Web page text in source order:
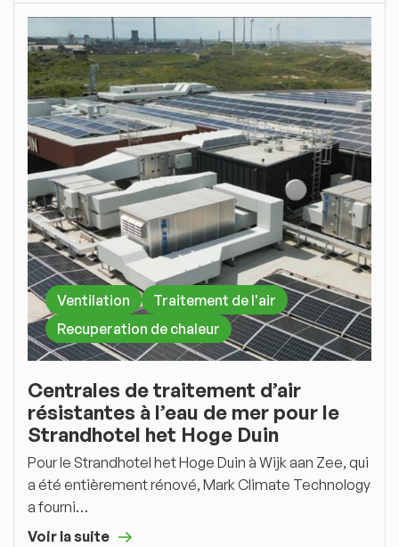
Ventilation
Traitement de l'air
Recuperation de chaleur
Centrales de traitement d’air
résistantes à l’eau de mer pour le
Strandhotel het Hoge Duin
Pour le Strandhotel het Hoge Duin à Wijk aan Zee, qui
a été entièrement rénové, Mark Climate Technology
a fourni…
Voir la suite